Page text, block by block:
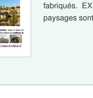
fabriqués.
paysages